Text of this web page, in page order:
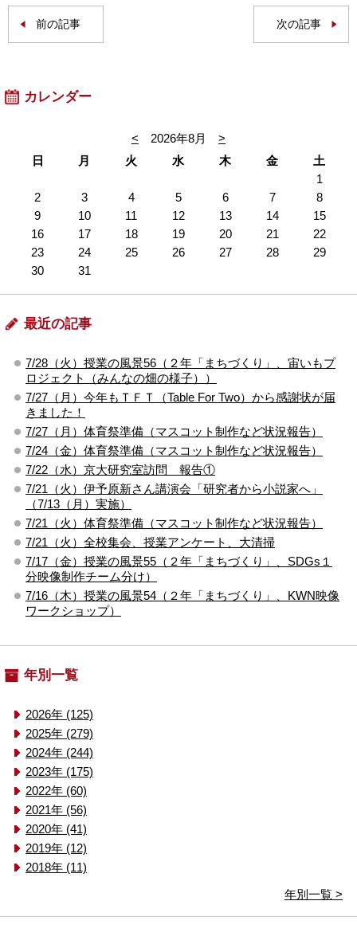
前の記事 次の記事
カレンダー
< 2026年8月
>
日
月 火 水 木 金
土
1
2
3 4 5 6 7
8
9
10 11 12 13 14
15
16
17 18 19 20 21
22
23
24 25 26 27 28
29
30
31
最近の記事
7/28（火）授業の風景56（２年「まちづくり」、宙いもプ
ロジェクト（みんなの畑の様子））
7/27（月）今年もＴＦＴ（Table For Two）から感謝状が届
きました！
7/27（月）体育祭準備（マスコット制作など状況報告）
7/24（金）体育祭準備（マスコット制作など状況報告）
7/22（水）京大研究室訪問 報告①
7/21（火）伊予原新さん講演会「研究者から小説家へ」
（7/13（月）実施）
7/21（火）体育祭準備（マスコット制作など状況報告）
7/21（火）全校集会、授業アンケート、大清掃
7/17（金）授業の風景55（２年「まちづくり」、SDGs１
分映像制作チーム分け）
7/16（木）授業の風景54（２年「まちづくり」、KWN映像
ワークショップ）
年別一覧
2026年 (125)
2025年 (279)
2024年 (244)
2023年 (175)
2022年 (60)
2021年 (56)
2020年 (41)
2019年 (12)
2018年 (11)
年別一覧 >